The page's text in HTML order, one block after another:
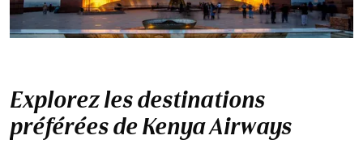
Explorez les destinations
préférées de Kenya Airways